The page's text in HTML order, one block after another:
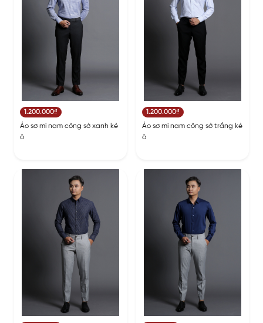
1.200.000₫
Áo sơ mi nam công sở xanh kẻ
ô
1.200.000₫
Áo sơ mi nam công sở trắng kẻ
ô